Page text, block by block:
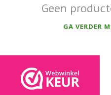
Geen
GA VERDER